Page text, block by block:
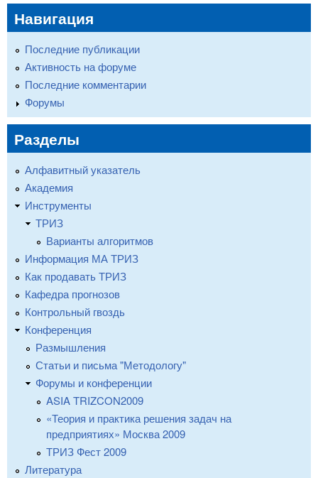
Навигация
Последние публикации
Активность на форуме
Последние комментарии
Форумы
Разделы
Алфавитный указатель
Академия
Инструменты
ТРИЗ
Варианты алгоритмов
Информация МА ТРИЗ
Как продавать ТРИЗ
Кафедра прогнозов
Контрольный гвоздь
Конференция
Размышления
Статьи и письма "Методологу"
Форумы и конференции
ASIA TRIZCON2009
«Теория и практика решения задач на
предприятиях» Москва 2009
ТРИЗ Фест 2009
Литература